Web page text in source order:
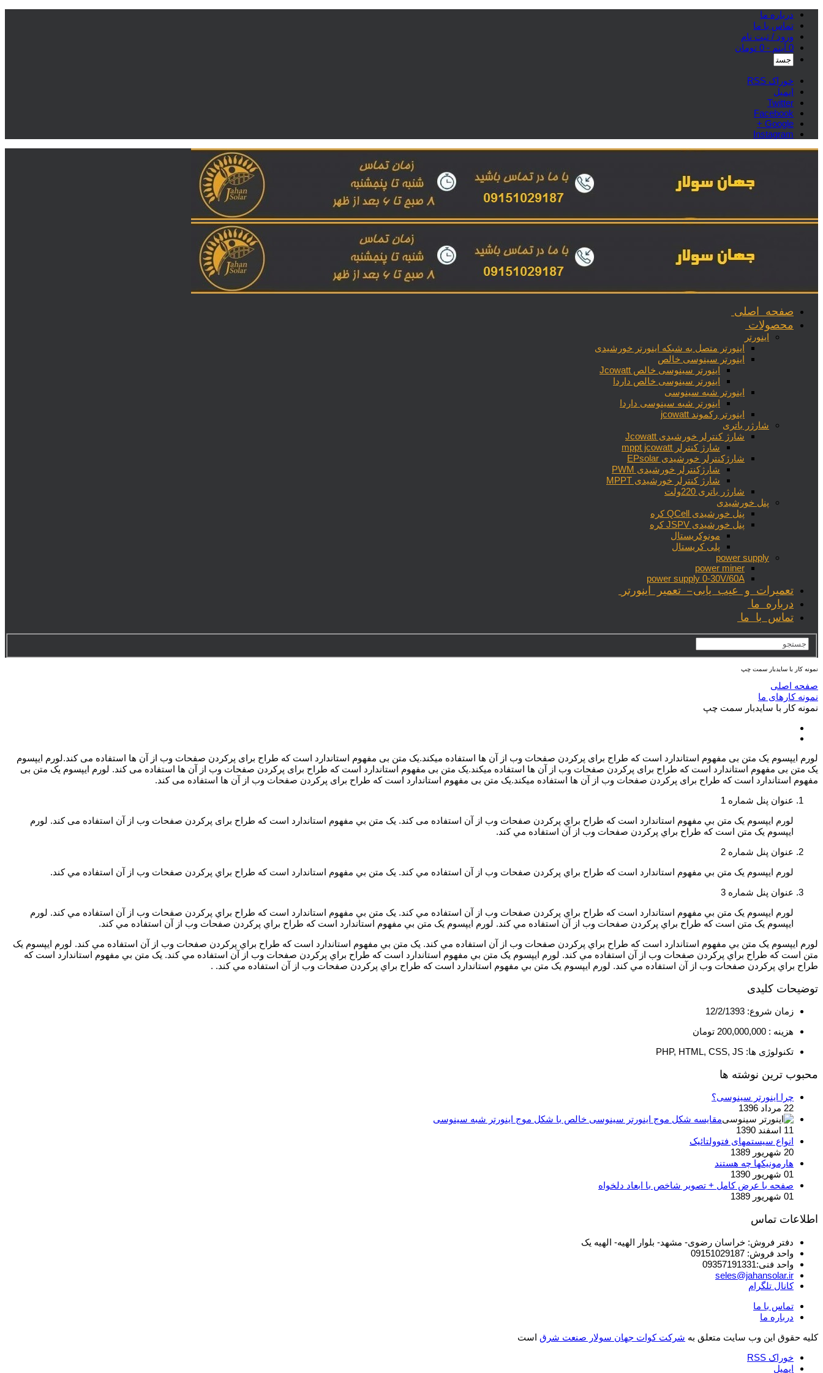
درباره ما
تماس با ما
ورود / ثبت نام
0 آیتم -
0 تومان
خوراک RSS
ایمیل
Twitter
Facebook
Google +
Instagram
صفحه اصلی
محصولات
اینورتر
اینورتر متصل به شبکه اینورتر خورشیدی
اینورتر سینوسی خالص
اینورتر سینوسی خالص Jcowatt
اینورتر سینوسی خالص داردا
اینورتر شبه سینوسی
اینورتر شبه سینوسی داردا
اینورتر رکموند jcowatt
شارژر باتری
شارژ کنترلر خورشیدی Jcowatt
شارژ کنترلر mppt jcowatt
شارژکنترلر خورشیدی EPsolar
شارژکنترلر خورشیدی PWM
شارژ کنترلر خورشیدی MPPT
شارژر باتری 220ولت
پنل خورشیدی
پنل خورشیدی QCell کره
پنل خورشیدی JSPV کره
مونوکریستال
پلی کریستال
power supply
power miner
power supply 0-30V/60A
تعمیرات و عیب یابی- تعمیر اینورتر
درباره ما
تماس با ما
نمونه کار با سایدبار سمت چپ
صفحه اصلی
نمونه کارهای ما
نمونه کار با سایدبار سمت چپ
لورم ايپسوم يک متن بی مفهوم استاندارد است که طراح برای پرکردن صفحات وب از آن ها استفاده ميکند.يک متن بی مفهوم استاندارد است که طراح برای پرکردن صفحات وب از آن ها استفاده می کند.لورم ايپسوم
يک متن بی مفهوم استاندارد است که طراح برای پرکردن صفحات وب از آن ها استفاده ميکند.يک متن بی مفهوم استاندارد است که طراح برای پرکردن صفحات وب از آن ها استفاده می کند. لورم ايپسوم يک متن بی
مفهوم استاندارد است که طراح برای پرکردن صفحات وب از آن ها استفاده ميکند.يک متن بی مفهوم استاندارد است که طراح برای پرکردن صفحات وب از آن ها استفاده می کند.
عنوان پنل شماره 1
لورم ايپسوم يک متن بي مفهوم استاندارد است که طراح براي پرکردن صفحات وب از آن استفاده می کند. يک متن بي مفهوم استاندارد است که طراح برای پرکردن صفحات وب از آن استفاده می کند. لورم
ايپسوم يک متن است که طراح براي پرکردن صفحات وب از آن استفاده مي کند.
عنوان پنل شماره 2
لورم ايپسوم يک متن بي مفهوم استاندارد است که طراح براي پرکردن صفحات وب از آن استفاده مي کند. يک متن بي مفهوم استاندارد است که طراح براي پرکردن صفحات وب از آن استفاده مي کند.
عنوان پنل شماره 3
لورم ايپسوم يک متن بي مفهوم استاندارد است که طراح براي پرکردن صفحات وب از آن استفاده مي کند. يک متن بي مفهوم استاندارد است که طراح براي پرکردن صفحات وب از آن استفاده مي کند. لورم
ايپسوم يک متن است که طراح براي پرکردن صفحات وب از آن استفاده مي کند. لورم ايپسوم يک متن بي مفهوم استاندارد است که طراح براي پرکردن صفحات وب از آن استفاده مي کند.
لورم ايپسوم يک متن بي مفهوم استاندارد است که طراح براي پرکردن صفحات وب از آن استفاده مي کند. يک متن بي مفهوم استاندارد است که طراح براي پرکردن صفحات وب از آن استفاده مي کند. لورم ايپسوم يک
متن است که طراح براي پرکردن صفحات وب از آن استفاده مي کند. لورم ايپسوم يک متن بي مفهوم استاندارد است که طراح براي پرکردن صفحات وب از آن استفاده مي کند. يک متن بي مفهوم استاندارد است که
طراح براي پرکردن صفحات وب از آن استفاده مي کند. لورم ايپسوم يک متن بي مفهوم استاندارد است که طراح براي پرکردن صفحات وب از آن استفاده مي کند. .
توضیحات کلیدی
زمان شروع: 12/2/1393
هزینه : 200,000,000 تومان
تکنولوژی ها: PHP, HTML, CSS, JS
محبوب ترین نوشته ها
چرا اینورتر سینوسی؟
22 مرداد 1396
مقایسه شکل موج اینورتر سینوسی خالص با شکل موج اینورتر شبه سینوسی
11 اسفند 1390
انواع سیستمهای فتوولتائیک
20 شهریور 1389
هارمونیکها چه هستند
01 شهریور 1390
صفحه با عرض کامل + تصویر شاخص با ابعاد دلخواه
01 شهریور 1389
اطلاعات تماس
دفتر فروش: خراسان رضوی- مشهد- بلوار الهیه- الهیه یک
واحد فروش: 09151029187
واحد فنی:09357191331
seles@jahansolar.ir
کانال تلگرام
تماس با ما
درباره ما
کلیه حقوق این وب سایت متعلق به شرکت کوات جهان سولار صنعت شرق است
خوراک RSS
ایمیل